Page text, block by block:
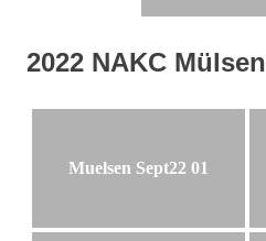
2022 NAKC Mülsen
Muelsen Sept22 01